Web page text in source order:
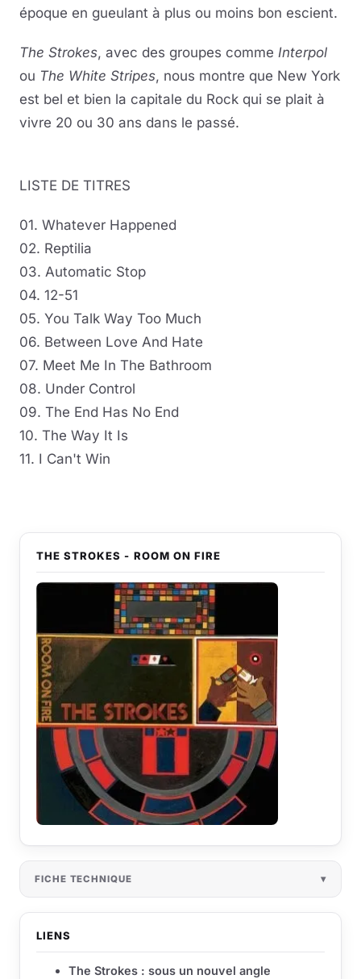
époque en gueulant à plus ou moins bon escient.
The Strokes, avec des groupes comme Interpol
ou The White Stripes, nous montre que New York
est bel et bien la capitale du Rock qui se plait à
vivre 20 ou 30 ans dans le passé.
LISTE DE TITRES
01. Whatever Happened
02. Reptilia
03. Automatic Stop
04. 12-51
05. You Talk Way Too Much
06. Between Love And Hate
07. Meet Me In The Bathroom
08. Under Control
09. The End Has No End
10. The Way It Is
11. I Can't Win
THE STROKES - ROOM ON FIRE
FICHE TECHNIQUE
LIENS
The Strokes : sous un nouvel angle